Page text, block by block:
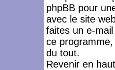
phpBB pour
avec le site
faites un e-
ce
du tout.
Revenir en haut